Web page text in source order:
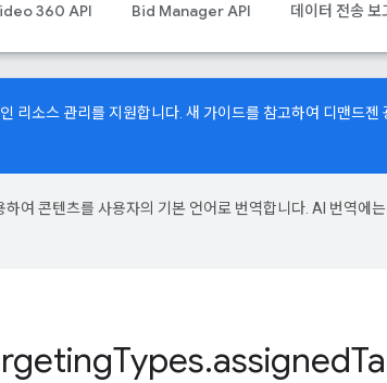
360 API Bid Manager API 데이터 전송 보
리소스 관리를 지원합니다. 새 가이드를 참고하여 디맨드젠
여 콘텐츠를 사용자의 기본 언어로 번역합니다. AI 번역에
Types.assigned